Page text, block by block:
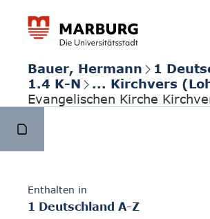
Bauer, Hermann
1
1.4 K-N
... Kirchvers
Evangelischen Kirche
Enthalten in
1 Deutschland A-Z